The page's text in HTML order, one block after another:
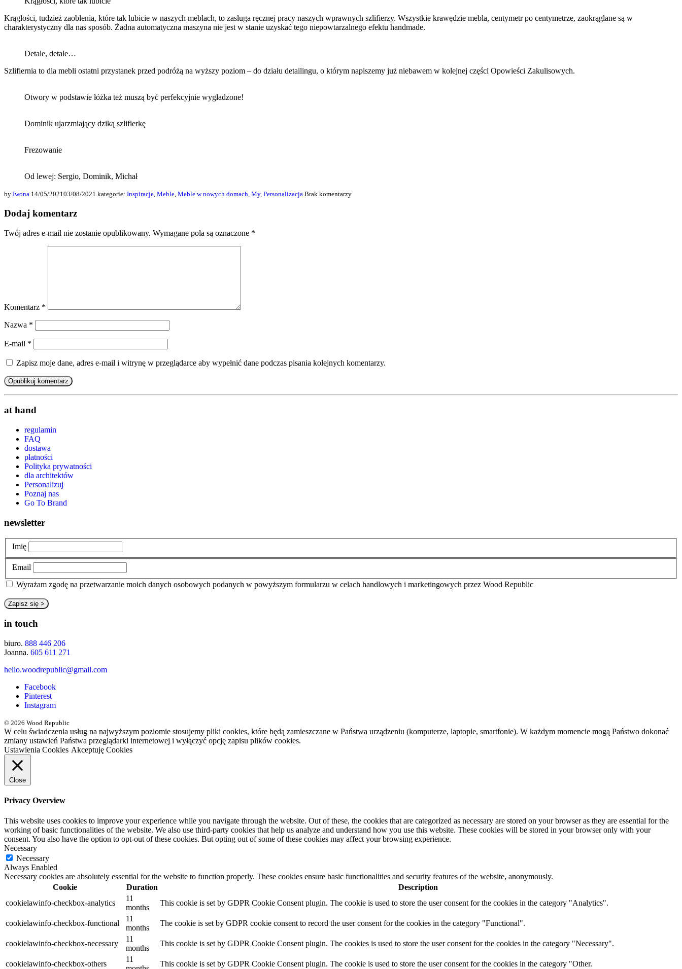
Krągłości, tudzież zaoblenia, które tak lubicie w naszych meblach, to zasługa ręcznej pracy naszych wprawnych szlifierzy. Wszystkie krawędzie mebla, centymetr po centymetrze, zaokrąglane są w
charakterystyczny dla nas sposób. Żadna automatyczna maszyna nie jest w stanie uzyskać tego niepowtarzalnego efektu handmade.
Detale, detale…
Szlifiernia to dla mebli ostatni przystanek przed podróżą na wyższy poziom – do działu detailingu, o którym napiszemy już niebawem w kolejnej części Opowieści Zakulisowych.
Otwory w podstawie łóżka też muszą być perfekcyjnie wygładzone!
Dominik ujarzmiający dziką szlifierkę
Frezowanie
Od lewej: Sergio, Dominik, Michał
by Iwona 14/05/202103/08/2021 kategorie: Inspiracje, Meble, Meble w nowych domach, My, Personalizacja Brak komentarzy
Dodaj komentarz
Twój adres e-mail nie zostanie opublikowany. Wymagane pola są oznaczone *
Komentarz *
Nazwa *
E-mail *
Zapisz moje dane, adres e-mail i witrynę w przeglądarce aby wypełnić dane podczas pisania kolejnych komentarzy.
at hand
regulamin
FAQ
dostawa
płatności
Polityka prywatności
dla architektów
Personalizuj
Poznaj nas
Go To Brand
newsletter
Imię
Email
Wyrażam zgodę na przetwarzanie moich danych osobowych podanych w powyższym formularzu w celach handlowych i marketingowych przez Wood Republic
in touch
biuro. 888 446 206
Joanna. 605 611 271
hello.woodrepublic@gmail.com
Facebook
Pinterest
Instagram
© 2026 Wood Republic
W celu świadczenia usług na najwyższym poziomie stosujemy pliki cookies, które będą zamieszczane w Państwa urządzeniu (komputerze, laptopie, smartfonie). W każdym momencie mogą Państwo dokonać
zmiany ustawień Państwa przeglądarki internetowej i wyłączyć opcję zapisu plików cookies.
Ustawienia Cookies Akceptuję Cookies
Close
Privacy Overview
This website uses cookies to improve your experience while you navigate through the website. Out of these, the cookies that are categorized as necessary are stored on your browser as they are essential for the
working of basic functionalities of the website. We also use third-party cookies that help us analyze and understand how you use this website. These cookies will be stored in your browser only with your
consent. You also have the option to opt-out of these cookies. But opting out of some of these cookies may affect your browsing experience.
Necessary
Necessary
Always Enabled
Necessary cookies are absolutely essential for the website to function properly. These cookies ensure basic functionalities and security features of the website, anonymously.
Cookie
Duration
Description
cookielawinfo-checkbox-analytics
11
months
This cookie is set by GDPR Cookie Consent plugin. The cookie is used to store the user consent for the cookies in the category "Analytics".
cookielawinfo-checkbox-functional
11
months
The cookie is set by GDPR cookie consent to record the user consent for the cookies in the category "Functional".
cookielawinfo-checkbox-necessary
11
months
This cookie is set by GDPR Cookie Consent plugin. The cookies is used to store the user consent for the cookies in the category "Necessary".
cookielawinfo-checkbox-others
11
This cookie is set by GDPR Cookie Consent plugin. The cookie is used to store the user consent for the cookies in the category "Other.